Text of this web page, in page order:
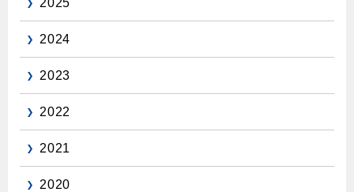
2024
2023
2022
2021
2020